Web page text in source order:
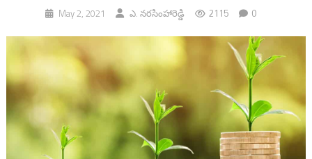
May 2, 2021 ఎ. నరసింహారెడ్డి 2115 0